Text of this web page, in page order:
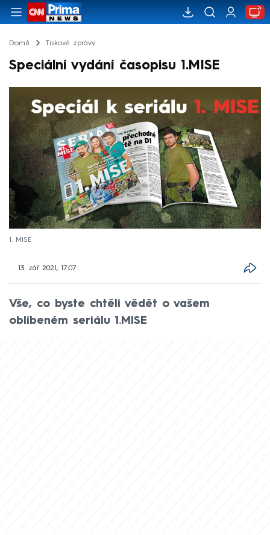
Domů Tiskové zprávy
Speciální vydání časopisu 1.MISE
1. MISE
13. zář 2021, 17:07
Vše, co byste chtěli vědět o vašem
oblíbeném seriálu 1.MISE